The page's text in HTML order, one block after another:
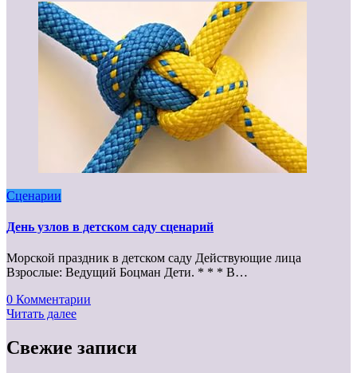
Сценарии
День узлов в детском саду сценарий
Морской праздник в детском саду Действующие лица
Взрослые: Ведущий Боцман Дети. * * * В…
0 Комментарии
Читать далее
Свежие записи